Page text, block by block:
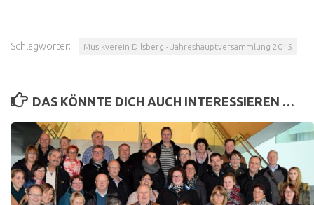
Schlagwörter: Musikverein Dilsberg - Jahreshauptversammlung 2015
DAS KÖNNTE DICH AUCH INTERESSIEREN …